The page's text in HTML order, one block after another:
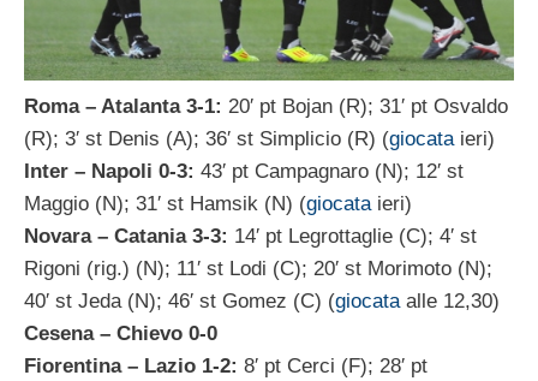
Roma – Atalanta 3-1: 20′ pt Bojan (R); 31′ pt Osvaldo
(R); 3′ st Denis (A); 36′ st Simplicio (R) (giocataieri)
Inter – Napoli 0-3: 43′ pt Campagnaro (N); 12′ st
Maggio (N); 31′ st Hamsik (N) (giocataieri)
Novara – Catania 3-3: 14′ pt Legrottaglie (C); 4′ st
Rigoni (rig.) (N); 11′ st Lodi (C); 20′ st Morimoto (N);
40′ st Jeda (N); 46′ st Gomez (C) (giocataalle 12,30)
Cesena – Chievo 0-0
Fiorentina – Lazio 1-2: 8′ pt Cerci (F); 28′ pt